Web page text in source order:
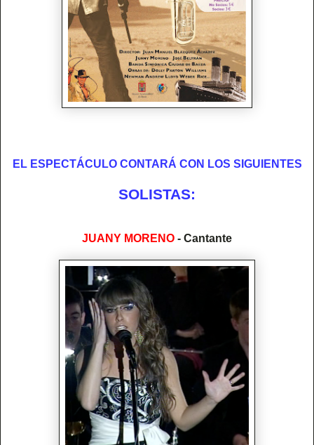
EL ESPECTÁCULO CONTARÁ CON LOS SIGUIENTES
SOLISTAS:
JUANY MORENO - Cantante